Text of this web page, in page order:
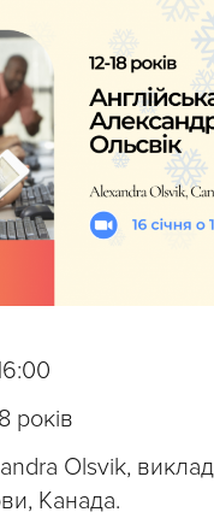
років
Olsvik,
Канада.